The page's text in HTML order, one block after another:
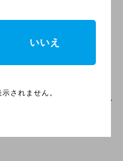
プ
新品と無償交換可能な
1箱でタバコ4箱分吸え
でも群を抜いている
いいえ
されません。